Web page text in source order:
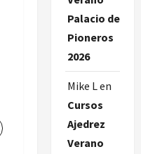
Palacio de
Pioneros
2026
Mike Len
Cursos
Ajedrez
Verano